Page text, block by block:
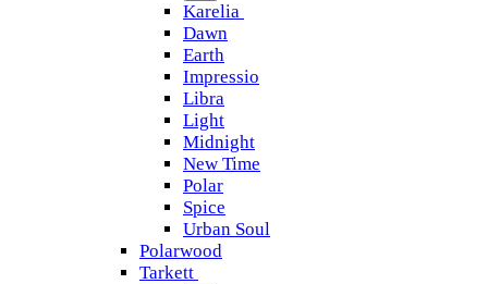
Karelia
Dawn
Earth
Impressio
Libra
Light
Midnight
New Time
Polar
Spice
Urban Soul
Polarwood
Tarkett